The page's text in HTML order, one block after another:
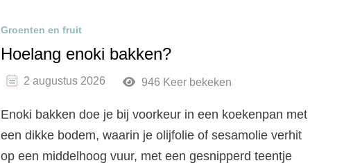
Groenten en fruit
Hoelang enoki bakken?
2 augustus 2026 946 Keer bekeken
Enoki bakken doe je bij voorkeur in een koekenpan met
een dikke bodem, waarin je olijfolie of sesamolie verhit
op een middelhoog vuur, met een gesnipperd teentje